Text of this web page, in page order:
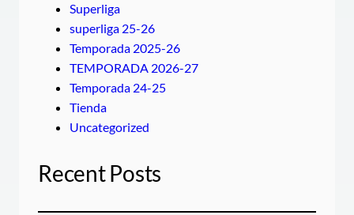
Superliga
superliga 25-26
Temporada 2025-26
TEMPORADA 2026-27
Temporada 24-25
Tienda
Uncategorized
Recent Posts